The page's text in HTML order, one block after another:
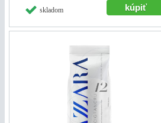
skladom